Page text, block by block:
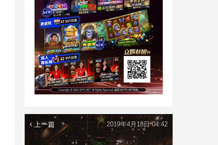
上一篇 2019年4月18日 04:42